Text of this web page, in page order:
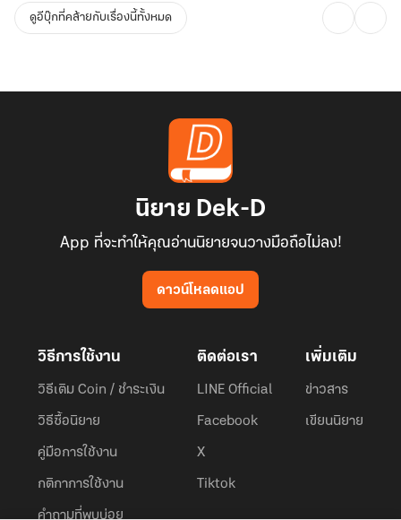
ดูอีบุ๊กที่คล้ายกับเรื่องนี้ทั้งหมด
นิยาย Dek-D
App ที่จะทำให้คุณอ่านนิยายจนวางมือถือไม่ลง!
ดาวน์โหลดแอป
วิธีการใช้งาน
วิธีเติม Coin / ชำระเงิน
วิธีซื้อนิยาย
คู่มือการใช้งาน
กติกาการใช้งาน
คำถามที่พบบ่อย
ติดต่อเรา
LINE Official
Facebook
X
Tiktok
เพิ่มเติม
ข่าวสาร
เขียนนิยาย